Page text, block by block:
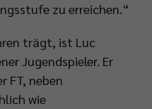
zu erreichen.“
trägt, ist Luc
Jugendspieler. Er
FT, neben
wie